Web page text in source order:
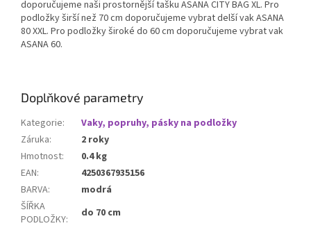
doporučujeme naši prostornější tašku ASANA CITY BAG XL. Pro
podložky širší než 70 cm doporučujeme vybrat delší vak ASANA
80 XXL. Pro podložky široké do 60 cm doporučujeme vybrat vak
ASANA 60.
Doplňkové parametry
Kategorie:
Vaky, popruhy, pásky na podložky
Záruka:
2 roky
Hmotnost:
0.4 kg
EAN:
4250367935156
BARVA:
modrá
ŠÍŘKA
PODLOŽKY:
do 70 cm